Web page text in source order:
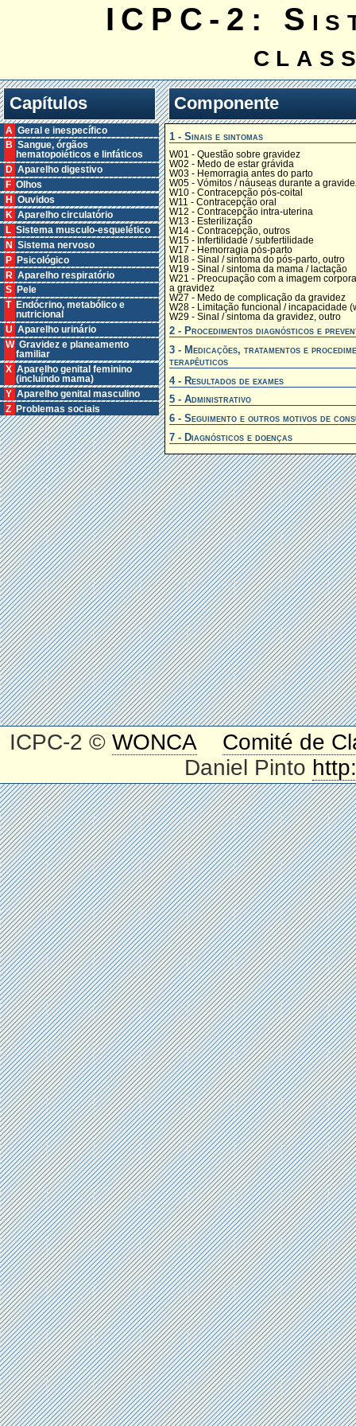
ICPC-2:
Capítulos
A Geral e inespecífico
B Sangue, órgãos
hematopoiéticos e linfáticos
D Aparelho digestivo
F Olhos
H Ouvidos
K Aparelho circulatório
L Sistema musculo-esquelético
N Sistema nervoso
P Psicológico
R Aparelho respiratório
S Pele
T Endócrino, metabólico e
nutricional
U Aparelho urinário
W Gravidez e planeamento
familiar
X Aparelho genital feminino
(incluíndo mama)
Y Aparelho genital masculino
Z Problemas sociais
Componente
1 - Sinais e sintomas
W01 - Questão sobre gravidez
W02 - Medo de estar grávida
W03 - Hemorragia antes do parto
W05 - Vómitos / náuseas durante a
W10 - Contracepção pós-coital
W11 - Contracepção oral
W12 - Contracepção intra-uterina
W13 - Esterilização
W14 - Contracepção, outros
W15 - Infertilidade / subfertilidade
W17 - Hemorragia pós-parto
W18 - Sinal / sintoma do pós-parto, outro
W19 - Sinal / sintoma da mama / lactação
W21 - Preocupação com a imagem
a gravidez
W27 - Medo de complicação da gravidez
W28 - Limitação funcional / incapacidade
W29 - Sinal / sintoma da gravidez, outro
2 - Procedimentos diagnósticos e
3 - Medicações, tratamentos e
terapêuticos
4 - Resultados de exames
5 - Administrativo
6 - Seguimento e outros motivos de
7 - Diagnósticos e doenças
ICPC-2 ©WONCA
Comité de
Daniel Pinto